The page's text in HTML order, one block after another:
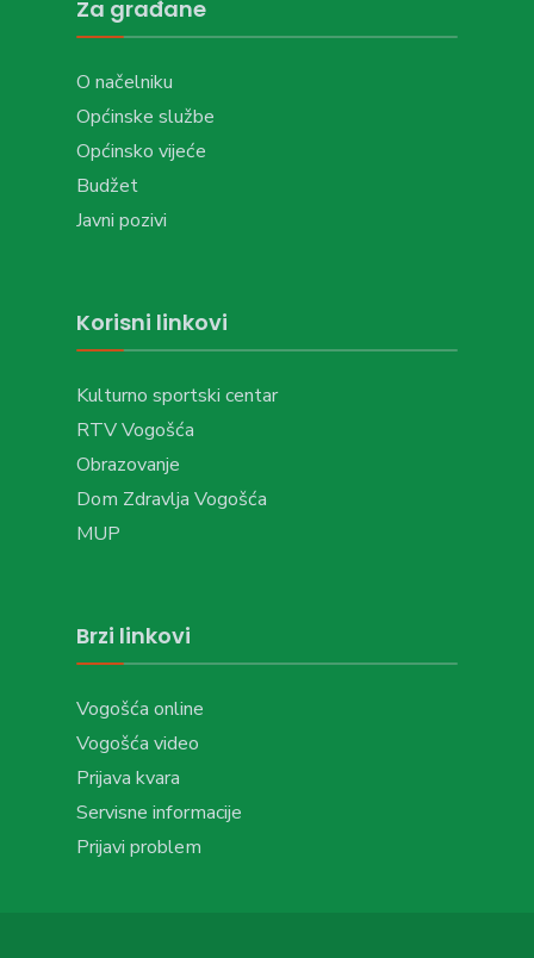
Za građane
O načelniku
Općinske službe
Općinsko vijeće
Budžet
Javni pozivi
Korisni linkovi
Kulturno sportski centar
RTV Vogošća
Obrazovanje
Dom Zdravlja Vogošća
MUP
Brzi linkovi
Vogošća online
Vogošća video
Prijava kvara
Servisne informacije
Prijavi problem